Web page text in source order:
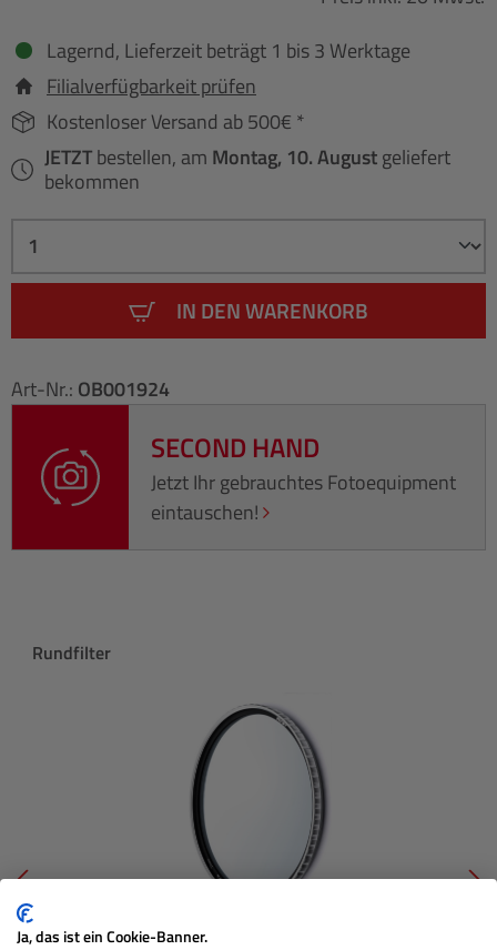
Lagernd, Lieferzeit beträgt 1 bis 3 Werktage
Filialverfügbarkeit prüfen
Kostenloser Versand ab 500€ *
JETZTbestellen, am Montag, 10. Augustgeliefert
bekommen
IN DEN WARENKORB
Art-Nr.: OB001924
SECOND HAND
Jetzt Ihr gebrauchtes Fotoequipment
eintauschen!
Produktgalerie überspringen
Rundfilter
Ja, das ist ein Cookie-Banner.